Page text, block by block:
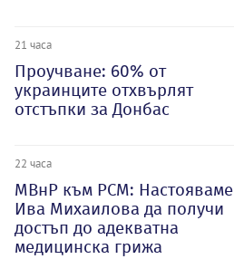
21 часа
Проучване: 60% от
украинците отхвърлят
отстъпки за Донбас
22 часа
МВнР към РСМ: Настояваме
Ива Михаилова да получи
достъп до адекватна
медицинска грижа